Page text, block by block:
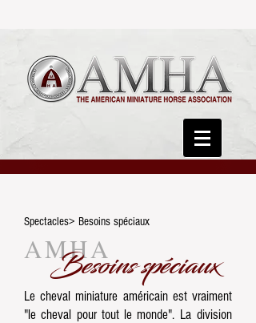
Spectacles> Besoins spéciaux
AMHA
Besoins spéciaux
Le cheval miniature américain est vraiment
"le cheval pour tout le monde". La division